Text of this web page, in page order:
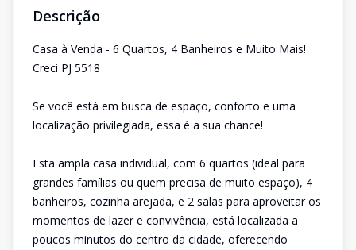
Descrição
Casa à Venda - 6 Quartos, 4 Banheiros e Muito Mais!
Creci PJ 5518
Se você está em busca de espaço, conforto e uma
localização privilegiada, essa é a sua chance!
Esta ampla casa individual, com 6 quartos (ideal para
grandes famílias ou quem precisa de muito espaço), 4
banheiros, cozinha arejada, e 2 salas para aproveitar os
momentos de lazer e convivência, está localizada a
poucos minutos do centro da cidade, oferecendo